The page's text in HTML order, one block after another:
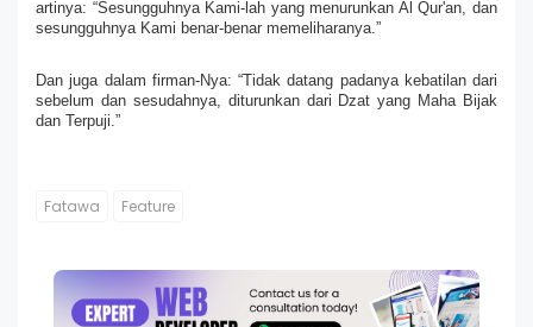
artinya: “Sesungguhnya Kami-lah yang menurunkan Al Qur'an, dan
sesungguhnya Kami benar-benar memeliharanya.”
Dan juga dalam firman-Nya: “Tidak datang padanya kebatilan dari
sebelum dan sesudahnya, diturunkan dari Dzat yang Maha Bijak
dan Terpuji.”
Fatawa Feature